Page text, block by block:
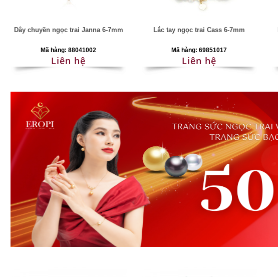
Dây chuyền ngọc trai Janna 6-7mm
Mã hàng: 88041002
Liên hệ
Lắc tay ngọc trai Cass 6-7mm
Mã hàng: 69851017
Liên hệ